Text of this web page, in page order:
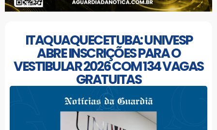
ITAQUAQUECETUBA: UNIVESP
ABRE INSCRIÇÕES PARA O
VESTIBULAR 2026 COM 134 VAGAS
GRATUITAS